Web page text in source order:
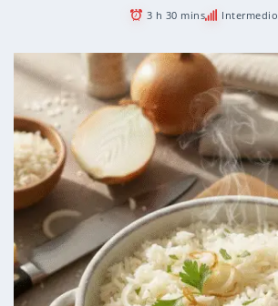
3 h 30 mins Intermedio